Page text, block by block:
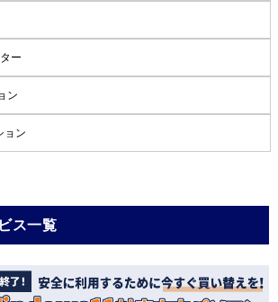
ー
ン
ョン
ス一覧